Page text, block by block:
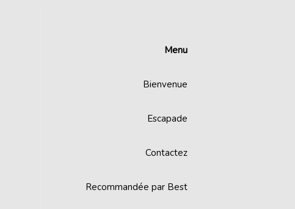
Menu
Bienvenue
Escapade
Contactez
Recommandée par Best